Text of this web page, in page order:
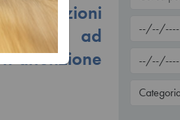
restrizioni
ad
attenzione